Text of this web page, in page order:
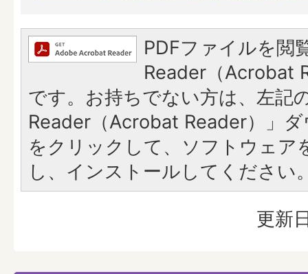
PDFファイルを閲
Reader（Acrobat
です。お持ちでない方は、左記
Reader（Acrobat Reader）」
をクリックして、ソフトウェア
し、インストールしてください
更新